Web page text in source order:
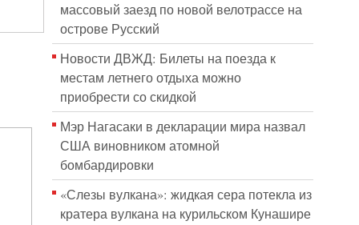
массовый заезд по новой велотрассе на
острове Русский
Новости ДВЖД: Билеты на поезда к
местам летнего отдыха можно
приобрести со скидкой
Мэр Нагасаки в декларации мира назвал
США виновником атомной
бомбардировки
«Слезы вулкана»: жидкая сера потекла из
кратера вулкана на курильском Кунашире